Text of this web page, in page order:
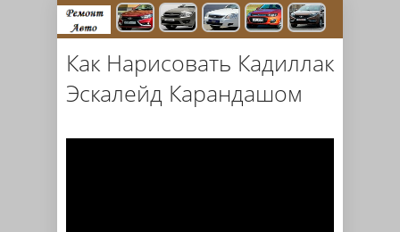
Как Нарисовать Кадиллак
Эскалейд Карандашом